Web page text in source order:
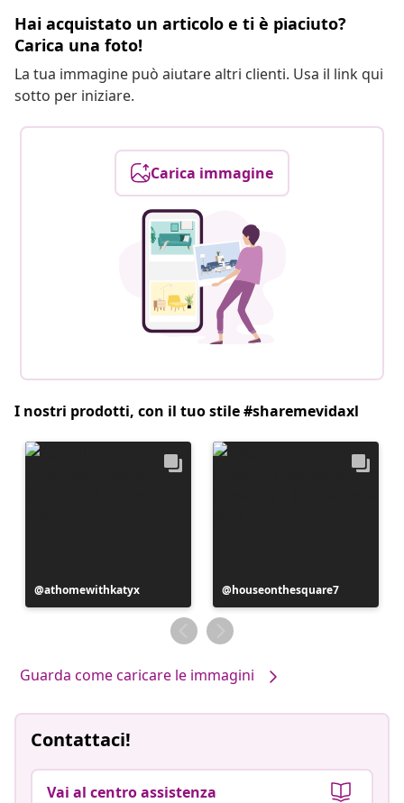
Hai acquistato un articolo e ti è piaciuto?
Carica una foto!
La tua immagine può aiutare altri clienti. Usa il link qui
sotto per iniziare.
Carica immagine
I nostri prodotti, con il tuo stile #sharemevidaxl
Post
pubblicato
athomewithkatyx
Post
pubblicato
da
houseonthesquare7
Guarda come caricare le immagini
Contattaci!
Vai al centro assistenza